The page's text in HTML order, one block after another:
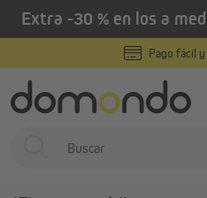
principal
Extra -30 % en los a
Pago fácil
Home Ayuda / Condiciones de
Cupones
¿Has recibido uncódigo
canjearlo en tu pedido? ¡Estás en
de Domondo.